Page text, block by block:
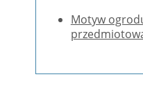
Motyw